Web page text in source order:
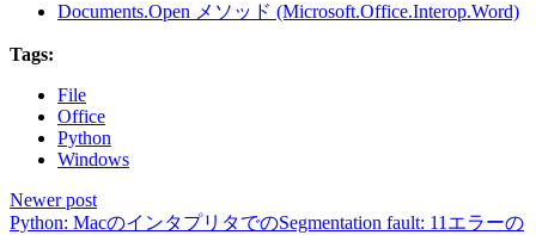
Documents.Open メソッド (Microsoft.Office.Interop.Word)
Tags:
File
Office
Python
Windows
Newer post
Python: MacのインタプリタでのSegmentation fault: 11エラーの